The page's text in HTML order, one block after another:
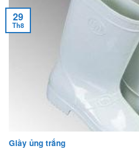
Giầy ủng trắng
29
Th8